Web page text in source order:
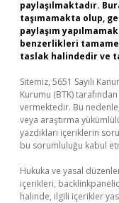
paylaşılmaktadır.
taşımamakta olup,
paylaşım
benzerlikleri
taslak halindedir ve
Sitemiz, 5651 Sayılı
Kurumu (BTK)
vermektedir. Bu
veya araştırma
yazdıkları içeriklerin
bu sorumluluğu kabul
Hukuka ve yasal
içerikleri,
halinde, ilgili içerikler